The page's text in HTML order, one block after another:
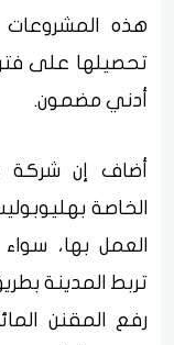
أدني مضمون.
أضاف إن شركة
الخاصة
العمل بها،
تربط المدينة
رفع المقنن